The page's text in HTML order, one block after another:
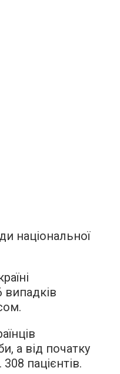
національної
випадків
а від початку
пацієнтів.